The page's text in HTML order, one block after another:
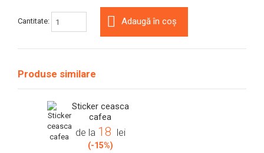
Cantitate: Adaugă în coș
Produse similare
Sticker ceasca
cafea
de la 18 lei
(-15%)